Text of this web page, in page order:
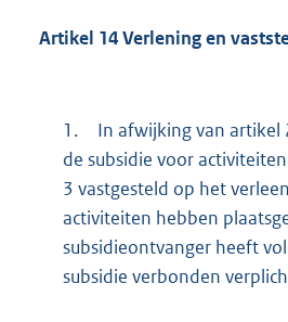
Artikel 14Verlening en
1.
In afwijking van artikel
de subsidie voor
3 vastgesteld op het
activiteiten hebben
subsidieontvanger heeft
subsidie verbonden